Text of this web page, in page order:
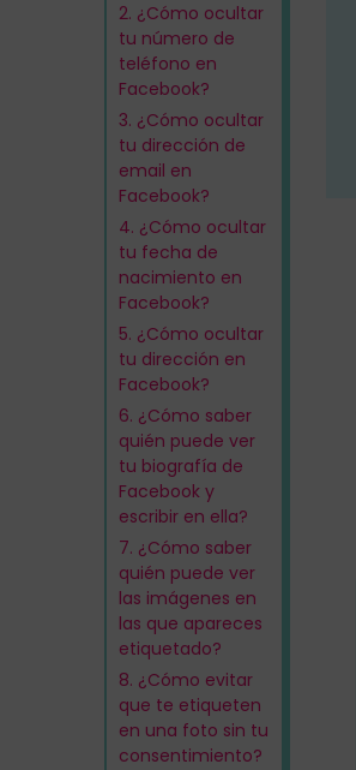
2. ¿Cómo ocultar
tu número de
teléfono en
Facebook?
3. ¿Cómo ocultar
tu dirección de
email en
Facebook?
4. ¿Cómo ocultar
tu fecha de
nacimiento en
Facebook?
5. ¿Cómo ocultar
tu dirección en
Facebook?
6. ¿Cómo saber
quién puede ver
tu biografía de
Facebook y
escribir en ella?
7. ¿Cómo saber
quién puede ver
las imágenes en
las que apareces
etiquetado?
8. ¿Cómo evitar
que te etiqueten
en una foto sin tu
consentimiento?